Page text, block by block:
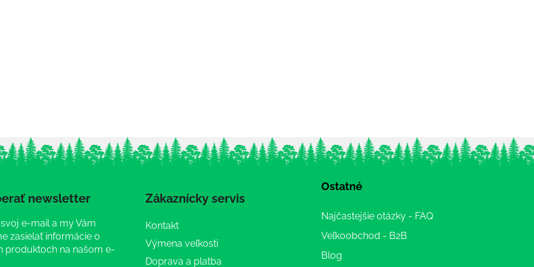
newsletter
e-mail a my Vám
zasielať informácie o
produktoch na našom e-
Zákaznícky servis
Kontakt
Výmena veľkosti
Doprava a platba
Ostatné
Najčastejšie otázky - FAQ
Veľkoobchod - B2B
Blog